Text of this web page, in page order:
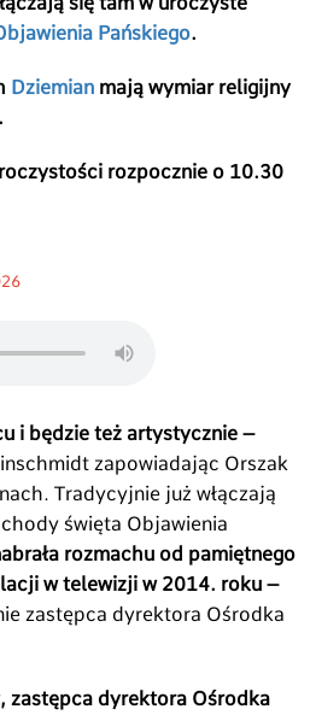
Pańskiego.
Dziemian mają wymiar religijny
rozpocznie o 10.30
i będzie też artystycznie –
zapowiadając Orszak
Tradycyjnie już włączają
święta Objawienia
rozmachu od pamiętnego
w telewizji w 2014. roku –
zastępca dyrektora Ośrodka
zastępca dyrektora Ośrodka